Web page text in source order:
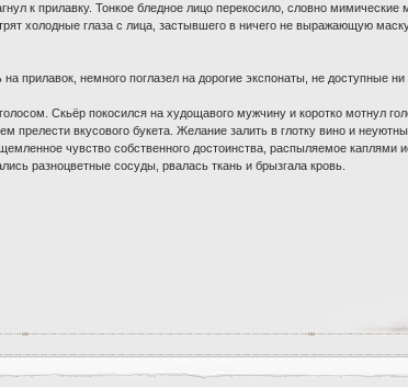
к прилавку. Тонкое бледное лицо перекосило, словно
холодные глаза с лица, застывшего в ничего не выражающую
прилавок, немного поглазел на дорогие экспонаты, не доступные
Скьёр покосился на худощавого мужчину и коротко мотнул
прелести вкусового букета. Желание залить в глотку вино и
чувство собственного достоинства, распыляемое
разноцветные сосуды, рвалась ткань и брызгала кровь.